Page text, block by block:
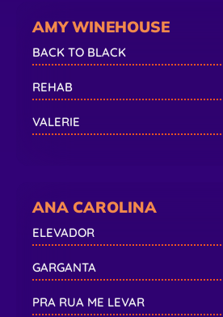
AMY WINEHOUSE
BACK TO BLACK
REHAB
VALERIE
ANA CAROLINA
ELEVADOR
GARGANTA
PRA RUA ME LEVAR